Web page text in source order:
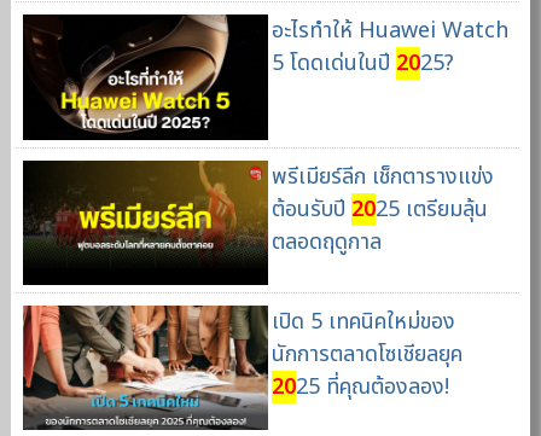
อะไรทำให้ Huawei Watch
5 โดดเด่นในปี 2025?
พรีเมียร์ลีก เช็กตารางแข่ง
ต้อนรับปี 2025 เตรียมลุ้น
ตลอดฤดูกาล
เปิด 5 เทคนิคใหม่ของ
นักการตลาดโซเชียลยุค
2025 ที่คุณต้องลอง!